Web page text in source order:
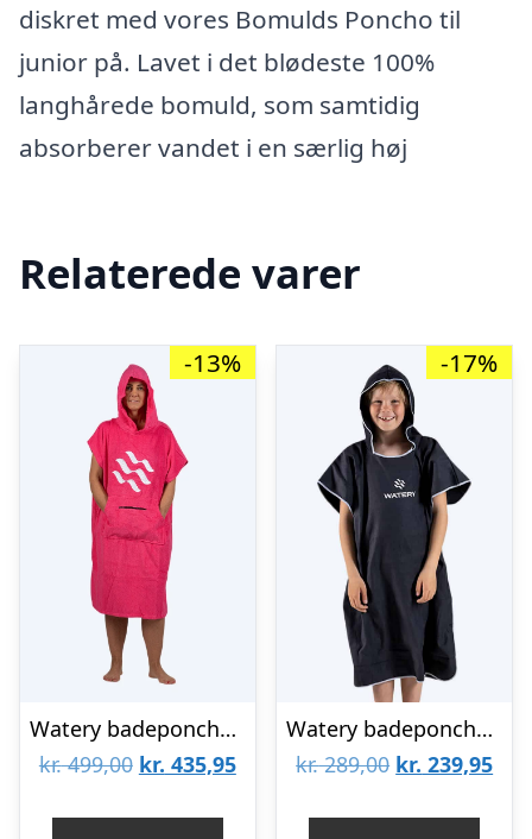
diskret med vores Bomulds Poncho til
junior på. Lavet i det blødeste 100%
langhårede bomuld, som samtidig
absorberer vandet i en særlig høj
Relaterede varer
-13%
Watery badeponcho til voksne – Bomuld – Pink
kr.499,00 Den
kr. 435,95Den
-17%
Watery badeponcho til junior (6-15) – Microfiber – Sort
kr.289,00 Den
kr. 239,95Den